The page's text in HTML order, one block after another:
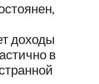
доходы
в